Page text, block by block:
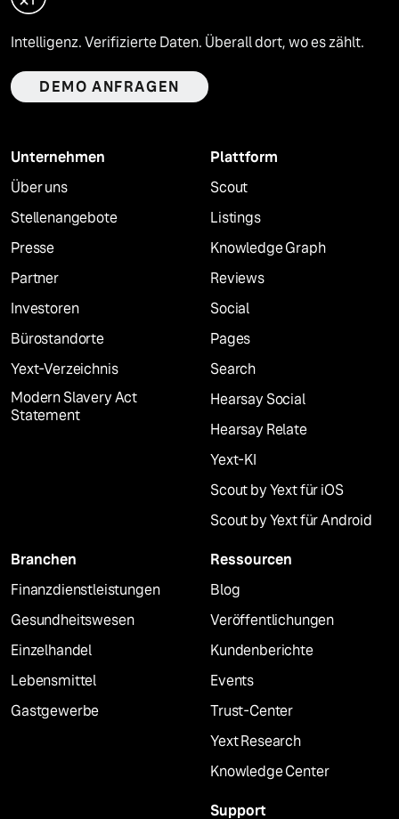
Intelligenz. Verifizierte Daten. Überall dort, wo es zählt.
DEMO ANFRAGEN
Unternehmen
Über uns
Stellenangebote
Presse
Partner
Investoren
Bürostandorte
Yext-Verzeichnis
Modern Slavery Act
Statement
Plattform
Scout
Listings
Knowledge Graph
Reviews
Social
Pages
Search
Hearsay Social
Hearsay Relate
Yext-KI
Scout by Yext für iOS
Scout by Yext für Android
Branchen
Finanzdienstleistungen
Gesundheitswesen
Einzelhandel
Lebensmittel
Gastgewerbe
Ressourcen
Blog
Veröffentlichungen
Kundenberichte
Events
Trust-Center
Yext Research
Knowledge Center
Support